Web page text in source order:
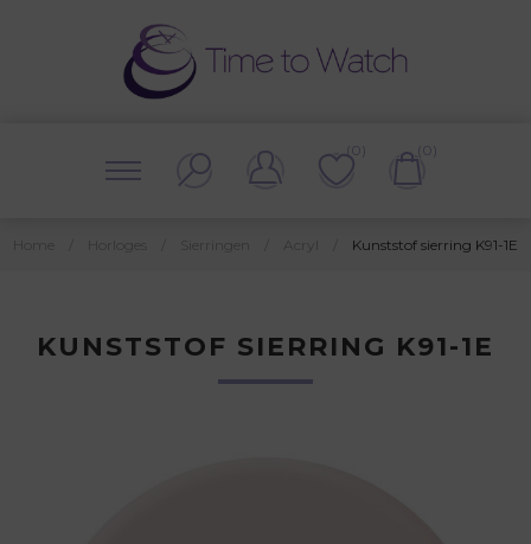
(0) (0)
Kunststof sierring K91-1E
KUNSTSTOF SIERRING K91-1E